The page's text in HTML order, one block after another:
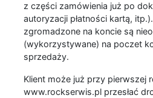
z części zamówienia już po
autoryzacji płatności kartą,
zgromadzone na koncie są
(wykorzystywane) na poczet
sprzedaży.
Klient może już przy pierwszej
www.rockserwis.pl przesłać